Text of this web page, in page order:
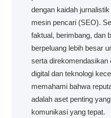
dengan kaidah
mesin pencari (SEO).
faktual, berimbang, dan
berpeluang lebih besar
serta direkomendasikan
digital dan teknologi
memahami bahwa
adalah aset penting
komunikasi yang tepat.